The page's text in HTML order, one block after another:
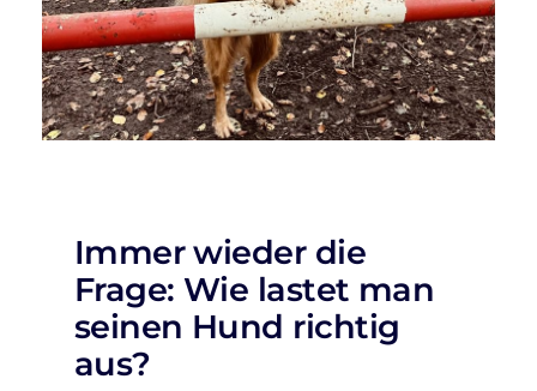
Immer wieder die
Frage: Wie lastet man
seinen Hund richtig
aus?